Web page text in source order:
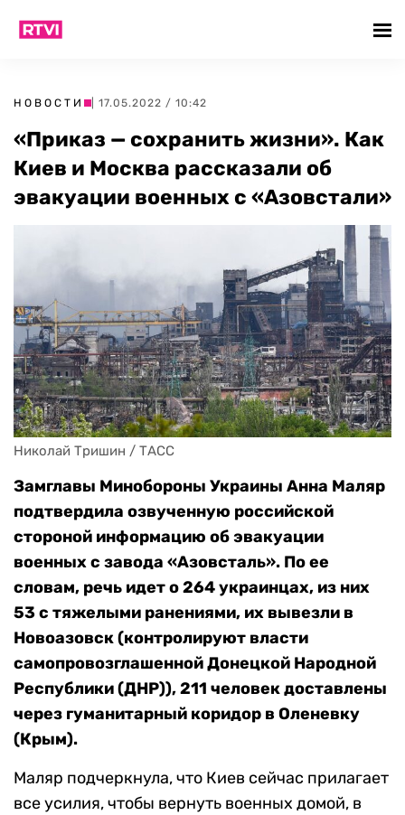
НОВОСТИ | 17.05.2022 / 10:42
«Приказ — сохранить жизни». Как
Киев и Москва рассказали об
эвакуации военных с «Азовстали»
Николай Тришин / ТАСС
Замглавы Минобороны Украины Анна Маляр
подтвердила озвученную российской
стороной информацию об эвакуации
военных с завода «Азовсталь». По ее
словам, речь идет о 264 украинцах, из них
53 с тяжелыми ранениями, их вывезли в
Новоазовск (контролируют власти
самопровозглашенной Донецкой Народной
Республики (ДНР)), 211 человек доставлены
через гуманитарный коридор в Оленевку
(Крым).
Маляр подчеркнула, что Киев сейчас прилагает
все усилия, чтобы вернуть военных домой, в